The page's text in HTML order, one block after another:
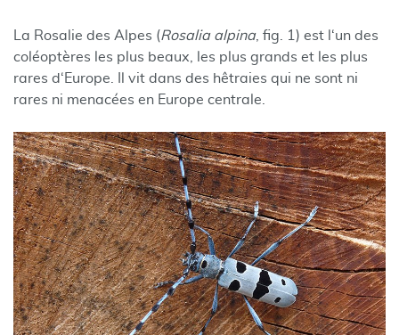
La Rosalie des Alpes (Rosalia alpina, fig. 1) est l‘un des
coléoptères les plus beaux, les plus grands et les plus
rares d‘Europe. Il vit dans des hêtraies qui ne sont ni
rares ni menacées en Europe centrale.